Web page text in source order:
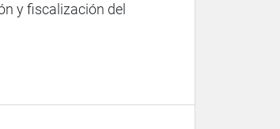
y fiscalización del